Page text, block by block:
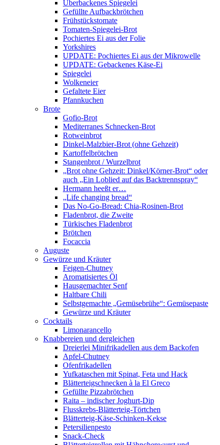
Überbackenes Spiegelei
Gefüllte Aufbackbrötchen
Frühstückstomate
Tomaten-Spiegelei-Brot
Pochiertes Ei aus der Folie
Yorkshires
UPDATE: Pochiertes Ei aus der Mikrowelle
UPDATE: Gebackenes Käse-Ei
Spiegelei
Wolkeneier
Gefaltete Eier
Pfannkuchen
Brote
Gofio-Brot
Mediterranes Schnecken-Brot
Rotweinbrot
Dinkel-Malzbier-Brot (ohne Gehzeit)
Kartoffelbrötchen
Stangenbrot / Wurzelbrot
„Brot ohne Gehzeit: Dinkel/Körner-Brot“ oder
auch „Ein Loblied auf das Backtrennspray“
Hermann heeßt er…
„Life changing bread“
Das No-Go-Bread: Chia-Rosinen-Brot
Fladenbrot, die Zweite
Türkisches Fladenbrot
Brötchen
Focaccia
Auguste
Gewürze und Kräuter
Feigen-Chutney
Aromatisiertes Öl
Hausgemachter Senf
Haltbare Chili
Selbstgemachte „Gemüsebrühe“: Gemüsepaste
Gewürze und Kräuter
Cocktails
Limonarancello
Knabbereien und dergleichen
Dreierlei Minifrikadellen aus dem Backofen
Apfel-Chutney
Ofenfrikadellen
Yufkataschen mit Spinat, Feta und Hack
Blätterteigschnecken à la El Greco
Gefüllte Pizzabrötchen
Raita – indischer Joghurt-Dip
Flusskrebs-Blätterteig-Törtchen
Blätterteig-Käse-Schinken-Kekse
Petersilienpesto
Snack-Check